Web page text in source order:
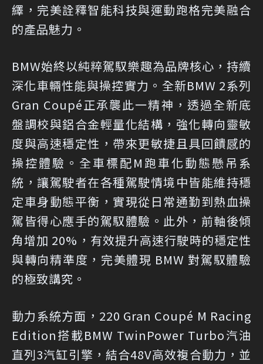
繹，完美詮釋智能科技與運動跑格完美融合
的產品魅力。
BMW始終以純粹駕馭樂趣為品牌核心，持續
深化車輛性能與操控實力。全新BMW 2系列
Gran Coupé正承襲此一精神，透過全新底
盤調校與鋁合金輕量化結構，強化轉向靈敏
度與高速穩定性，帶來更敏捷且具回饋感的
操控體驗。全車標配M跑車化動態懸吊系
統，讓駕駛者在各種駕駛情境中皆能維持穩
定車身動態平衡，實現從日常通勤到熱血操
駕皆得心應手的駕馭體驗。此外，前軸後傾
角增加 20%，有效提升高速行駛時的穩定性
與轉向精準度，完美體現 BMW 對駕馭體驗
的極致講究。
動力系統方面，220 Gran Coupé M Racing
Edition搭載BMW TwinPower Turbo汽油
直列3汽缸引擎，結合48V高效複合動力，並